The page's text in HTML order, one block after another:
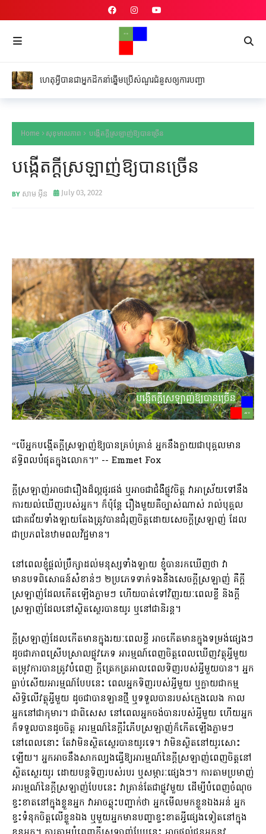
ហេតុអ្វីបានជាអ្នកដឹកនាំឆ្នើមប្រើសំណួរជំនួសឲ្យការបញ្ជា
Home សុខុមាលភាព បង្កើតក្តីស្រឡាញ់ឱ្យបានច្រើន
បង្កើតក្តីស្រឡាញ់ឱ្យបានច្រើន
សាម អ៊ីន July 03, 2022
“បើអ្នកបង្កើតក្តីស្រឡាញ់ឱ្យបានគ្រប់គ្រាន់​ អ្នកនឹងក្លាយជាបុគ្គលមាន
ឥទ្ធិពលបំផុតក្នុងលោក។” -- Emmet Fox
ក្តីស្រឡាញ់អាចជារឿងដ៏ល្អផូរផង់​ ឬអាចជាជំងឺផ្លូវចិត្ត វាអាស្រ័យទៅនឹង
ការយល់ឃើញរបស់អ្នក។​​​​ ក៏ប៉ុន្តែ​ រឿងមួយគឺច្បាស់ណាស់​ រាល់បុគ្គល
ជោគជ័យទាំងឡាយតែងត្រូវបានជំរុញចិត្តដោយសេចក្តីស្រឡាញ់​ ដែល
ជាប្រភពនៃឋាមពលវិជ្ជមាន។​
នៅពេលខ្ញុំផ្តល់ប្រឹក្សាដល់មនុស្សទាំងឡាយ​ ខ្ញុំបានរកឃើញថា​ វា
មានបទពិសោធន៍សំខាន់ៗ ២ប្រភេទទាក់ទងនឹងសេចក្តីស្រឡាញ់ គឺក្តី
ស្រឡាញ់ដែលកើតឡើងភ្លាមៗ ហើយបាត់ទៅវិញរយៈពេលខ្លី និងក្តី
ស្រឡាញ់ដែលនៅស្ថិតស្ថេរបានយូរ​​ ឬនៅជានិរន្ត។
ក្តីស្រឡាញ់ដែលកើតមានក្នុងរយៈពេលខ្លី អាចកើតមានក្នុងទម្រង់ផ្សេងៗ
ដូចជាភាពស្រើបស្រាលផ្លូវភេទ អារម្មណ៍ពេញចិត្តពេលឃើញវត្ថុអ្វីមួយ
តម្រូវការបានត្រូវបំពេញ ក្តីត្រេកត្រអាលពេលទិញរបស់អ្វីមួយបាន។ អ្នក
ធ្លាប់សើយអារម្មណ៍បែបនេះ ពេលអ្នកទិញរបស់អ្វីមួយ ឬក្លាយជាកម្ម
សិទ្ធិលើវត្ថុអ្វីមួយ ដូចជាបានឡានថ្មី ឬទទួលបានរបស់ក្មេងលេង កាល
អ្នកនៅជាកុមារ។ ជាពិសេស នៅពេលអ្នកចង់បានរបស់អ្វីមួយ ហើយអ្នក
ក៏ទទួលបានដូចចិត្ត អារម្មណ៍នៃក្តីរំភើបស្រឡាញ់ក៏កើតឡើងភ្លាមៗ
នៅពេលនោះ តែវាមិនស្ថិតស្ថេរបានយូរទេ។ វាមិនស្ថិតនៅយូរសោះ
ឡើយ។ អ្នកអាចនឹងសាកល្បងធ្វើឱ្យអារម្មណ៍នៃក្តីស្រឡាញ់ពេញចិត្តនៅ
ស្ថិតស្ថេរយូរ ដោយបន្តទិញរបស់របរ ឬសម្ភារៈផ្សេងៗ។ ការតាមប្រមាញ់
អារម្មណ៍នៃក្តីស្រឡាញ់បែបនេះ វាគ្រាន់តែជាផ្លូវមួយ ដើម្បីបំពេញចំណុច
ខ្វះខាតនៅក្នុងខ្លួនអ្នក វាអាចឆ្លុះបញ្ជាក់ថា អ្នកមើលមកខ្លួនឯងអន់ អ្នក
ខ្វះទំនុកចិត្តលើខ្លួនឯង ឬមួយអ្នកមានបញ្ហាខ្វះខាតអ្វីផ្សេងទៀតនៅក្នុង